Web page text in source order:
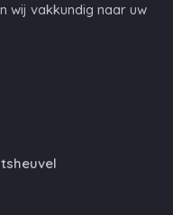
wij vakkundig naar uw